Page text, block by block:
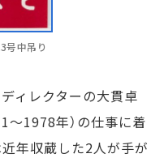
号中吊り
ィレクターの大貫卓
～1978年）の仕事に着
年収蔵した2人が手が